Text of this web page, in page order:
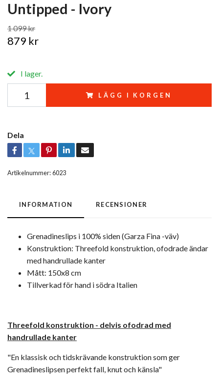
Untipped - Ivory
1 099 kr
879 kr
I lager.
LÄGG I KORGEN
Dela
Artikelnummer:6023
INFORMATION RECENSIONER
Grenadineslips i 100% siden (Garza Fina -väv)
Konstruktion: Threefold konstruktion, ofodrade ändar
med handrullade kanter
Mått: 150x8 cm
Tillverkad för hand i södra Italien
Threefold konstruktion - delvis ofodrad med
handrullade kanter
"En klassisk och tidskrävande konstruktion som ger
Grenadineslipsen perfekt fall, knut och känsla"